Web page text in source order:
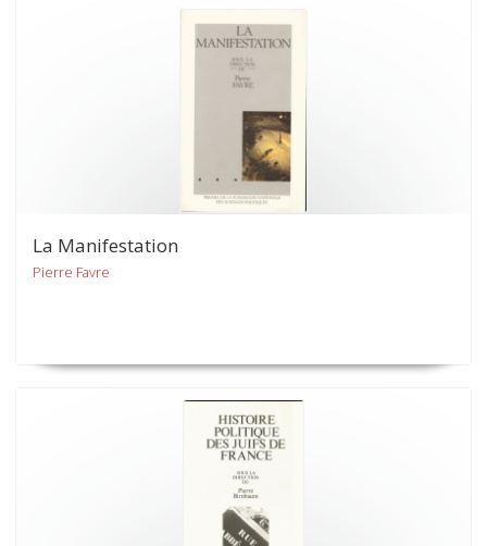
La Manifestation
Pierre Favre